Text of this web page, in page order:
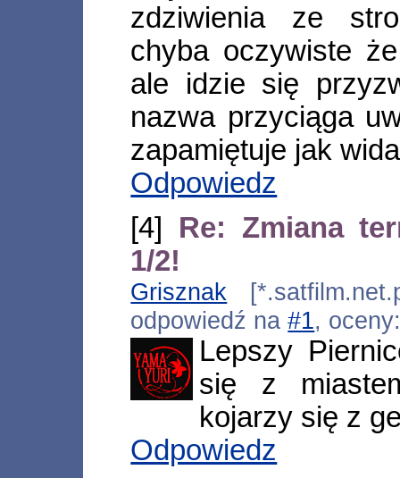
zdziwienia ze
chyba oczywiste
ale idzie się
nazwa przyciąga
zapamiętuje jak
Odpowiedz
[4] Re: Zmiana
1/2!
Grisznak
odpowiedź na#1,
Lepszy
się z
kojarzy się z
Odpowiedz